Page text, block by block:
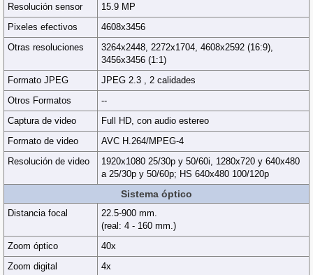
Resolución sensor
15.9 MP
Pixeles efectivos
4608x3456
Otras resoluciones
3264x2448, 2272x1704, 4608x2592 (16:9),
3456x3456 (1:1)
Formato JPEG
JPEG 2.3 , 2 calidades
Otros Formatos
--
Captura de video
Full HD, con audio estereo
Formato de video
AVC H.264/MPEG-4
Resolución de video
1920x1080 25/30p y 50/60i, 1280x720 y 640x480
a 25/30p y 50/60p; HS 640x480 100/120p
Sistema óptico
Distancia focal
22.5-900 mm.
(real: 4 - 160 mm.)
Zoom óptico
40x
Zoom digital
4x